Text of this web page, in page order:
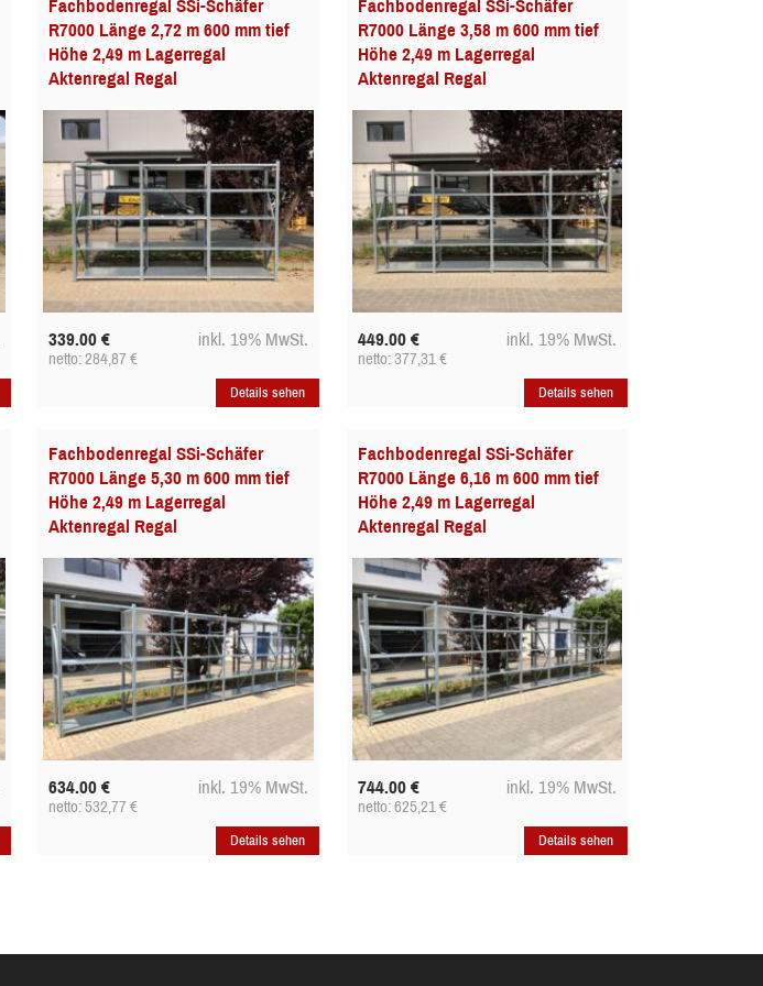
Fachbodenregal SSi-Schäfer
R7000 Länge 2,72 m 600 mm tief
Höhe 2,49 m Lagerregal
Aktenregal Regal
339.00€ inkl. 19% MwSt.
netto: 284,87€
Details sehen
Fachbodenregal SSi-Schäfer
R7000 Länge 3,58 m 600 mm tief
Höhe 2,49 m Lagerregal
Aktenregal Regal
449.00 € inkl. 19% MwSt.
netto: 377,31 €
Details sehen
Fachbodenregal SSi-Schäfer
R7000 Länge 5,30 m 600 mm tief
Höhe 2,49 m Lagerregal
Aktenregal Regal
634.00€ inkl. 19% MwSt.
netto: 532,77€
Details sehen
Fachbodenregal SSi-Schäfer
R7000 Länge 6,16 m 600 mm tief
Höhe 2,49 m Lagerregal
Aktenregal Regal
744.00 € inkl. 19% MwSt.
netto: 625,21 €
Details sehen